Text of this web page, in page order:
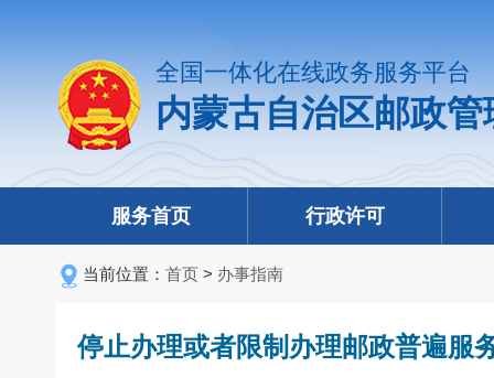
全国一体化在线政务服务平台
内蒙古自治区邮政
服务首页 行政许可
当前位置： 首页 > 办事指南
停止办理或者限制办理邮政普遍服